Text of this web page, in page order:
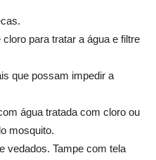
para tratar a água e filtre
que possam impedir a
água tratada com cloro ou
mosquito.
vedados. Tampe com tela